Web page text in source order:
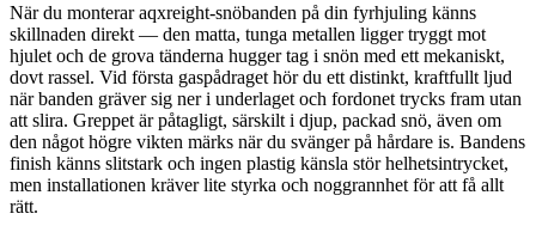
När du monterar aqxreight-snöbanden på din fyrhjuling känns
skillnaden direkt — den matta, tunga metallen ligger tryggt mot
hjulet och de grova tänderna hugger tag i snön med ett mekaniskt,
dovt rassel. Vid första gaspådraget hör du ett distinkt, kraftfullt ljud
när banden gräver sig ner i underlaget och fordonet trycks fram utan
att slira. Greppet är påtagligt, särskilt i djup, packad snö, även om
den något högre vikten märks när du svänger på hårdare is. Bandens
finish känns slitstark och ingen plastig känsla stör helhetsintrycket,
men installationen kräver lite styrka och noggrannhet för att få allt
rätt.